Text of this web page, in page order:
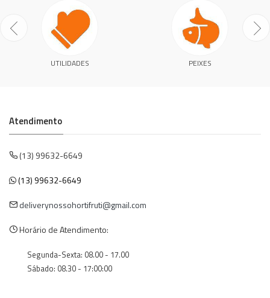
UTILIDADES PEIXES
Atendimento
(13) 99632-6649
(13) 99632-6649
deliverynossohortifruti@gmail.com
Horário de Atendimento:
Segunda-Sexta: 08.00 - 17.00
Sábado: 08.30 - 17:00:00